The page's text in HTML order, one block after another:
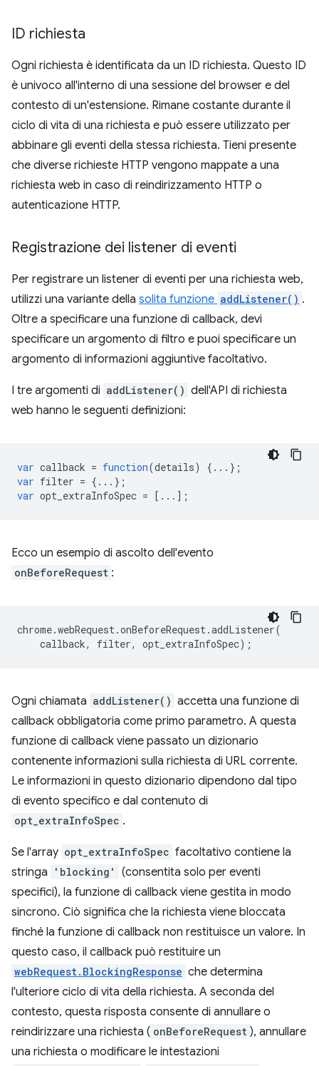
ID richiesta
Ogni richiesta è identificata da un ID richiesta. Questo ID
è univoco all'interno di una sessione del browser e del
contesto di un'estensione. Rimane costante durante il
ciclo di vita di una richiesta e può essere utilizzato per
abbinare gli eventi della stessa richiesta. Tieni presente
che diverse richieste HTTP vengono mappate a una
richiesta web in caso di reindirizzamento HTTP o
autenticazione HTTP.
Registrazione dei listener di eventi
Per registrare un listener di eventi per una richiesta web,
utilizzi una variante della solita funzione addListener() .
Oltre a specificare una funzione di callback, devi
specificare un argomento di filtro e puoi specificare un
argomento di informazioni aggiuntive facoltativo.
I tre argomenti di addListener() dell'API di richiesta
web hanno le seguenti definizioni:
var callback = function(details)
{...};
var filter = {...};
var opt_extraInfoSpec = [...];
Ecco un esempio di ascolto dell'evento
onBeforeRequest :
chrome.webRequest.onBeforeRequest.addListener(
callback, filter, opt_extraInfoSpec);
Ogni chiamata addListener() accetta una funzione di
callback obbligatoria come primo parametro. A questa
funzione di callback viene passato un dizionario
contenente informazioni sulla richiesta di URL corrente.
Le informazioni in questo dizionario dipendono dal tipo
di evento specifico e dal contenuto di
opt_extraInfoSpec .
Se l'array opt_extraInfoSpec facoltativo contiene la
stringa
'blocking'
(consentita solo per eventi
specifici), la funzione di callback viene gestita in modo
sincrono. Ciò significa che la richiesta viene bloccata
finché la funzione di callback non restituisce un valore. In
questo caso, il callback può restituire un
webRequest.BlockingResponse che determina
l'ulteriore ciclo di vita della richiesta. A seconda del
contesto, questa risposta consente di annullare o
reindirizzare una richiesta ( onBeforeRequest ), annullare
una richiesta o modificare le intestazioni